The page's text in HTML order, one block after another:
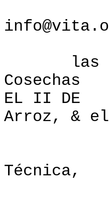
las
Cosechas
EL II
Arroz, &
Técnica,